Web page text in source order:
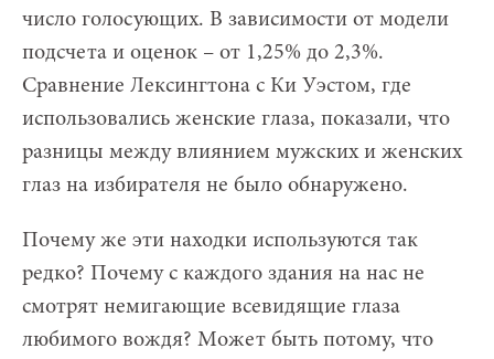
число голосующих. В зависимости от модели
подсчета и оценок – от 1,25% до 2,3%.
Сравнение Лексингтона с Ки Уэстом, где
использовались женские глаза, показали, что
разницы между влиянием мужских и женских
глаз на избирателя не было обнаружено.
Почему же эти находки используются так
редко? Почему с каждого здания на нас не
смотрят немигающие всевидящие глаза
любимого вождя? Может быть потому, что